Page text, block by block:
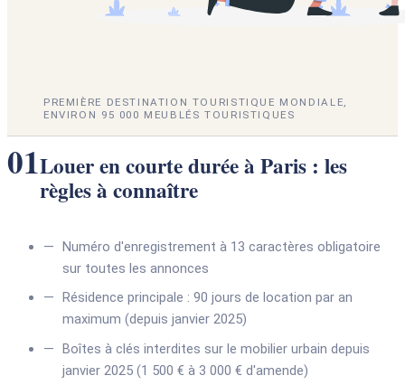
PREMIÈRE DESTINATION TOURISTIQUE MONDIALE,
ENVIRON 95 000 MEUBLÉS TOURISTIQUES
01Louer en courte durée à Paris : les
règles à connaître
Numéro d'enregistrement à 13 caractères obligatoire
sur toutes les annonces
Résidence principale : 90 jours de location par an
maximum (depuis janvier 2025)
Boîtes à clés interdites sur le mobilier urbain depuis
janvier 2025 (1 500 € à 3 000 € d'amende)